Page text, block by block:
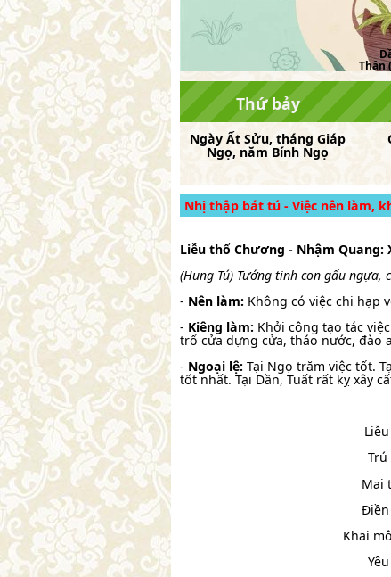
Thân
Thứ bảy
NgàyẤt Sửu, thángGiáp
Ngọ, năm Bính Ngọ
Nhị thập bát tú - Việc nên làm,
Liễu thổ Chương - Nhậm Quang:
(Hung Tú) Tướng tinh con gấu ngựa,
- Nên làm: Không có việc chi hạp
- Kiêng làm: Khởi công tạo tác
trổ cửa dựng cửa, tháo nước, đào
- Ngoại lệ: Tại Ngọ trăm việc tốt.
tốt nhất. Tại Dần, Tuất rất kỵ xây
Mai
Điền
Khai